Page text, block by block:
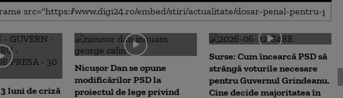
luni de criză
Nicușor Dan se opune
modificărilor PSD la
proiectul de lege privind
Surse: Cum încearcă PSD să
strângă voturile necesare
pentru Guvernul Grindeanu.
Cine decide majoritatea în